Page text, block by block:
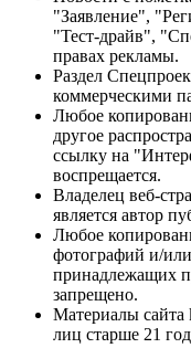
"Заявление",
"Тест-драйв",
правах рекламы.
Раздел
коммерческими
Любое
другое
ссылку на
воспрещается.
Владелец веб-
является автор
Любое
фотографий и/
принадлежащих
запрещено.
Материалы сайта
лиц старше 21